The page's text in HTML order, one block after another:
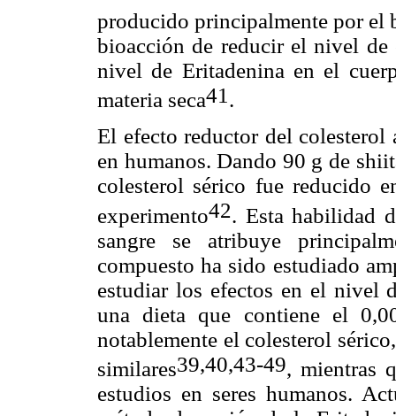
producido principalmente por el
bioacción de reducir el nivel de
nivel de Eritadenina en el
materia seca41 .
El efecto reductor del
en humanos. Dando 90 g de
colesterol sérico fue reducido
experimento42. Esta habilidad
sangre se atribuye
compuesto ha sido estudiado
estudiar los efectos en el nivel
una dieta que contiene el
notablemente el colesterol
similares39,40,43-49, mientras
estudios en seres humanos.